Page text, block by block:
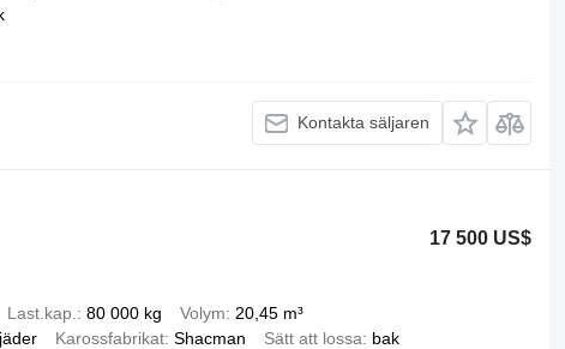
Kontakta säljaren
17 500 US$
Last.kap. 80 000 kg Volym
20,45 m³
Karossfabrikat Shacman Sätt att lossa bak